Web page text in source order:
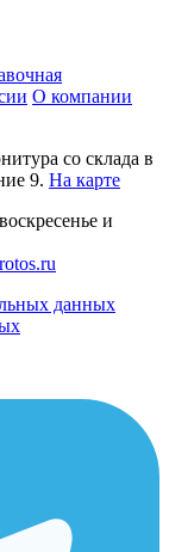
О компании
со склада в
9. На карте
и
данных